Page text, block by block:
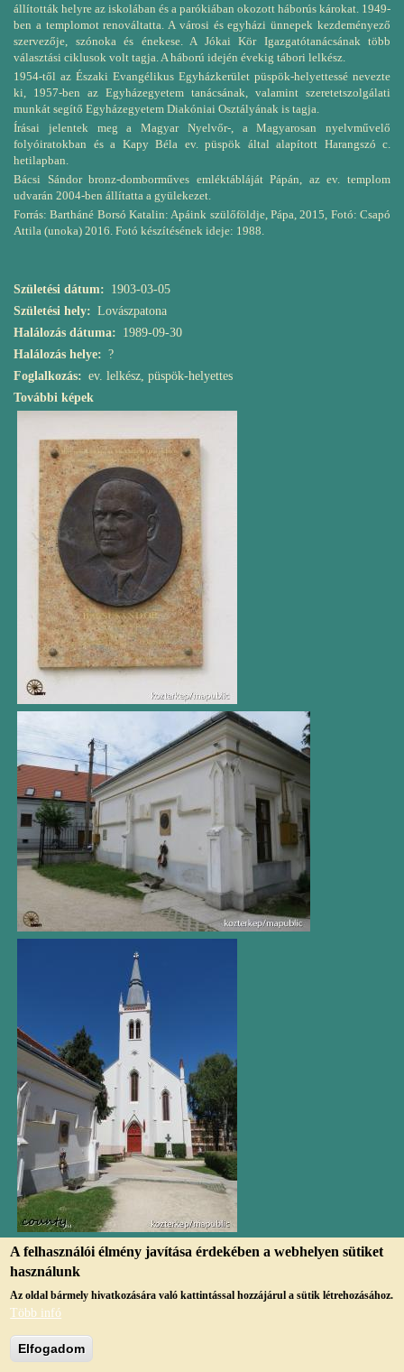
állították helyre az iskolában és a parókiában okozott háborús károkat. 1949-
ben a templomot renováltatta. A városi és egyházi ünnepek kezdeményező
szervezője, szónoka és énekese. A Jókai Kör Igazgatótanácsának több
választási ciklusok volt tagja. A háború idején évekig tábori lelkész.
1954-től az Északi Evangélikus Egyházkerület püspök-helyettessé nevezte
ki, 1957-ben az Egyházegyetem tanácsának, valamint szeretetszolgálati
munkát segítő Egyházegyetem Diakóniai Osztályának is tagja.
Írásai jelentek meg a Magyar Nyelvőr-, a Magyarosan nyelvművelő
folyóiratokban és a Kapy Béla ev. püspök által alapított Harangszó c.
hetilapban.
Bácsi Sándor bronz-domborműves emléktábláját Pápán, az ev. templom
udvarán 2004-ben állítatta a gyülekezet.
Forrás: Bartháné Borsó Katalin: Apáink szülőföldje, Pápa, 2015, Fotó: Csapó
Attila (unoka) 2016. Fotó készítésének ideje: 1988.
Születési dátum
1903-03-05
Születési hely
Lovászpatona
Halálozás dátuma
1989-09-30
Halálozás helye
?
Foglalkozás
ev. lelkész, püspök-helyettes
További képek
A felhasználói élmény javítása érdekében a webhelyen sütiket
használunk
Az oldal bármely hivatkozására való kattintással hozzájárul a sütik létrehozásához.
Több infó
Elfogadom